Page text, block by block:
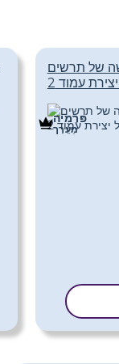
של תרשים
עמוד 2
פּרֶמיָה
מַעֲרָך